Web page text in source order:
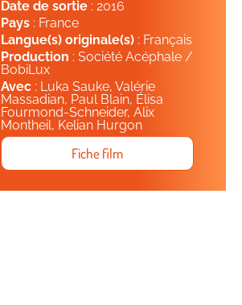
Date de sortie : 2016
Pays : France
Langue(s) originale(s) : Français
Production : Société Acéphale /
BobiLux
Avec : Luka Sauke, Valérie
Massadian, Paul Blain, Élisa
Fourmond-Schneider, Alix
Montheil, Kelian Hurgon
Fiche film